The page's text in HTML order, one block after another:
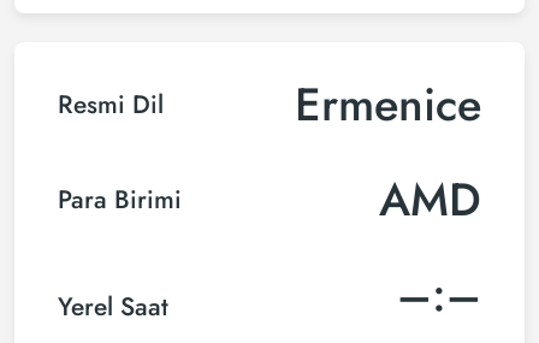
Resmi Dil Ermenice
Para Birimi AMD
Yerel Saat –:–